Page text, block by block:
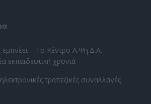
εμπνέει – Το Κέντρο Α.Ψη.Δ.Α.
εκπαιδευτική χρονιά
τραπεζικές συναλλαγές